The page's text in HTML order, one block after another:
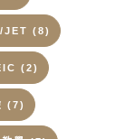
JET (8)
(2)
(7)